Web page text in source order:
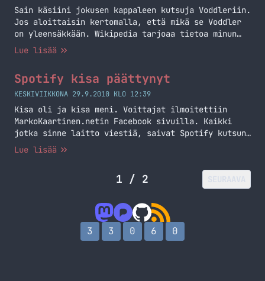
Sain käsiini jokusen kappaleen kutsuja Voddleriin.
Jos aloittaisin kertomalla, että mikä se Voddler
on yleensäkkään. Wikipedia tarjoaa tietoa minun
puolesta tälläkin kertaa! Voddler on ruotsalaisen
ja TV-ohjelmia Internetissä samaan tapaan kuin
Spotify. Voddler toistaa elokuvat omilta
palvelimiltaan, jotka sisältävät uutuuksia ja jopa
ensi-ilta-elokuvia. Vähemmän suosittuja… Jatka
lukemista Voddler kutsuja jaossa
Lue lisää
Spotify kisa päättynyt
KESKIVIIKKONA 29.9.2010 KLO 12:39
Kisa oli ja kisa meni. Voittajat ilmoitettiin
MarkoKaartinen.netin Facebook sivuilla. Kaikki
jotka sinne laitto viestiä, saivat Spotify kutsun.
Jos olet yksi onnekas niin käväseppäs katsomassa
Lue lisää
1 / 2
3 3 0 6 0